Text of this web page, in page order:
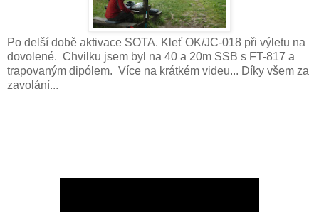
Po delší době aktivace SOTA. Kleť OK/JC-018 při výletu na
dovolené. Chvilku jsem byl na 40 a 20m SSB s FT-817 a
trapovaným dipólem. Více na krátkém videu... Díky všem za
zavolání...